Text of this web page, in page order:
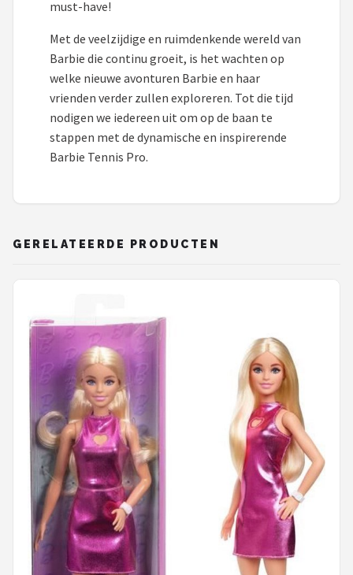
must-have!
Met de veelzijdige en ruimdenkende wereld van
Barbie die continu groeit, is het wachten op
welke nieuwe avonturen Barbie en haar
vrienden verder zullen exploreren. Tot die tijd
nodigen we iedereen uit om op de baan te
stappen met de dynamische en inspirerende
Barbie Tennis Pro.
GERELATEERDE PRODUCTEN